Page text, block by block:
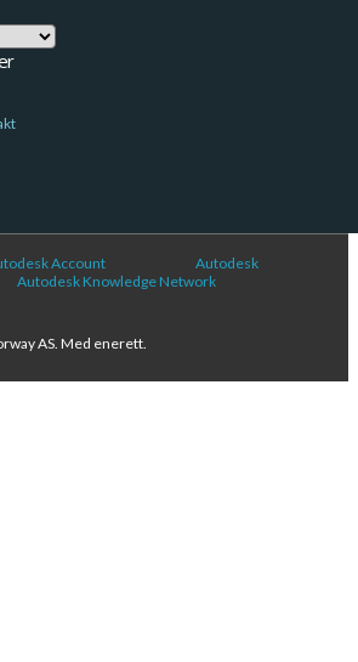
Account
Autodesk
Autodesk Knowledge Network
AS. Med enerett.